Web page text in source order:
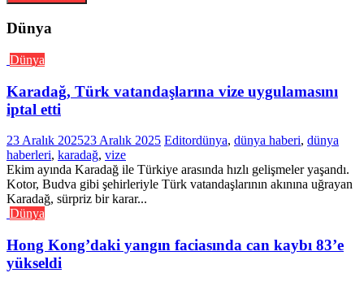
Dünya
Dünya
Karadağ, Türk vatandaşlarına vize uygulamasını
iptal etti
23 Aralık 202523 Aralık 2025 Editordünya, dünya haberi, dünya
haberleri, karadağ, vize
Ekim ayında Karadağ ile Türkiye arasında hızlı gelişmeler yaşandı.
Kotor, Budva gibi şehirleriyle Türk vatandaşlarının akınına uğrayan
Karadağ, sürpriz bir karar...
Dünya
Hong Kong’daki yangın faciasında can kaybı 83’e
yükseldi